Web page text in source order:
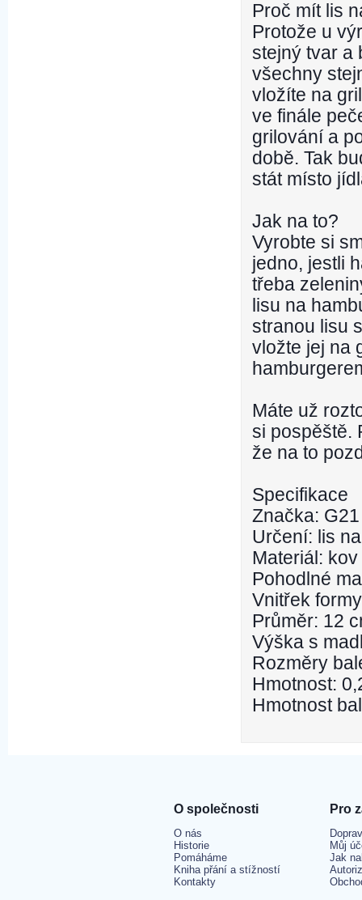
Proč mít lis
Protože u
stejný tvar a
všechny
vložíte na
ve finále
grilování a
době. Tak
stát místo
Jak na to?
Vyrobte si
jedno, jestli
třeba
lisu na
stranou lisu
vložte jej na
Máte už
si pospěště.
že na to
Specifikace
Značka: G21
Určení: lis
Materiál:
Pohodlné
Vnitřek
Průměr: 12
Výška s
Rozměry
Hmotnost:
Hmotnost
O společnosti
O nás
Historie
Pomáháme
Kniha přání a stížností
Kontakty
Pro
Můj
Jak